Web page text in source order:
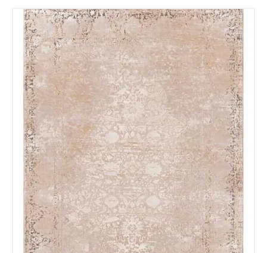
Teléfono
Correo electronico*
Tu mensaje.
Nombre y Referencia del producto *
Acuerdo RGPD*